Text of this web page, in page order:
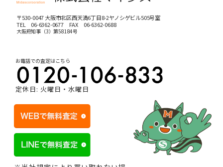
〒530-0047 大阪市北区西天満6丁目8-2ヤノシゲビル505号室
TEL 06-6362-0677FAX 06-6362-0688
大阪府知事（3）第58184号
お電話での査定はこちら
定休日: 火曜日・水曜日